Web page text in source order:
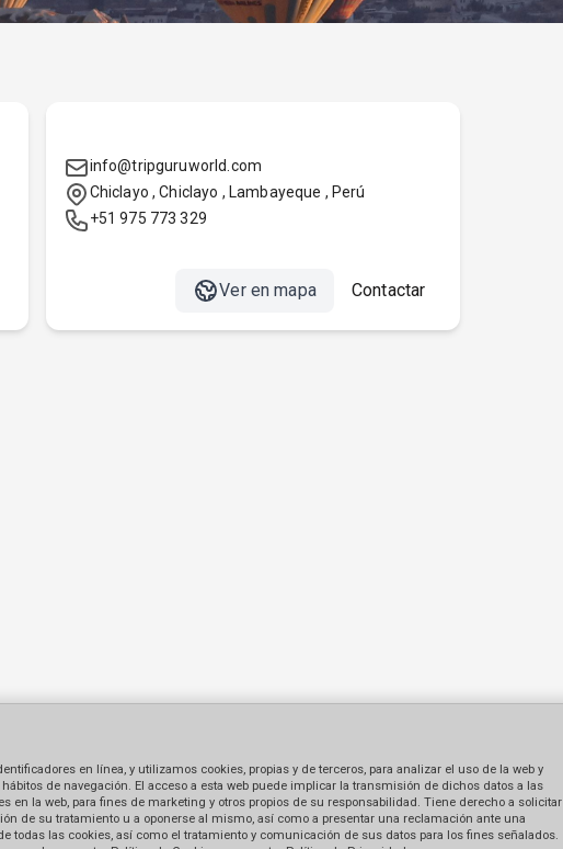
info@tripguruworld.com
Chiclayo , Chiclayo , Lambayeque , Perú
+51 975 773 329
Ver en mapa Contactar
en línea, y utilizamos cookies, propias y de terceros, para analizar el uso de la web y
de navegación. El acceso a esta web puede implicar la transmisión de dichos datos a las
en la web, para fines de marketing y otros propios de su responsabilidad. Tiene derecho a solicitar
de su tratamiento u a oponerse al mismo, así como a presentar una reclamación ante una
todas las cookies, así como el tratamiento y comunicación de sus datos para los fines señalados.